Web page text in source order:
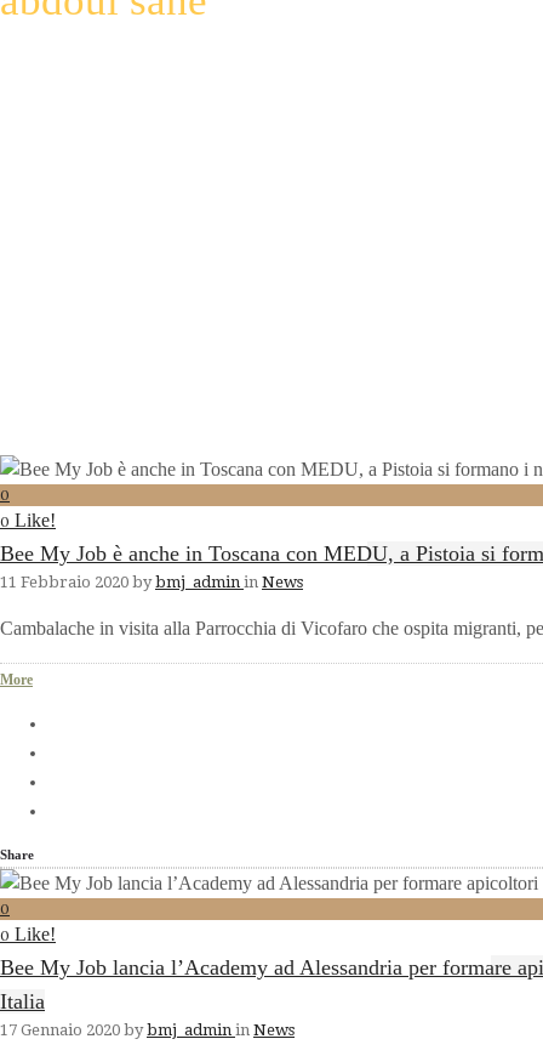
0
0 Like!
Bee My Job è anche in Toscana con MEDU, a Pistoia si
11 Febbraio 2020 by bmj_admin in News
Cambalache in visita alla Parrocchia di Vicofaro che ospita migranti,
More
Share
0
0 Like!
Bee My Job lancia l’Academy ad Alessandria per formare
Italia
17 Gennaio 2020 by bmj_admin in News